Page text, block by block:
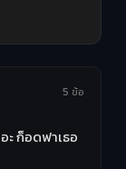
5 ข้อ
ะ ก็อดฟาเธอ